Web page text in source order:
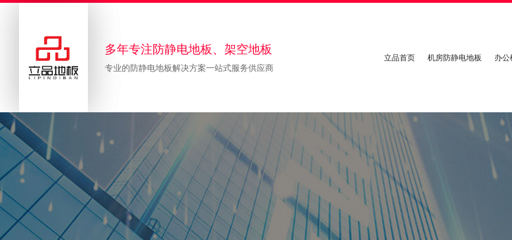
多年专注防静电地板、架空地板
专业的防静电地板解决方案一站式服务供应商
立品首页 机房防静电地板 办公